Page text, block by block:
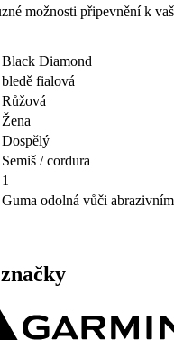
možnosti připevnění k
Black Diamond
bledě fialová
Růžová
Žena
Dospělý
Semiš / cordura
1
Guma odolná vůči